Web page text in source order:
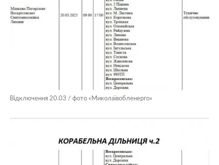
Відключення 20.03 / фото «Миколаївобленерго»